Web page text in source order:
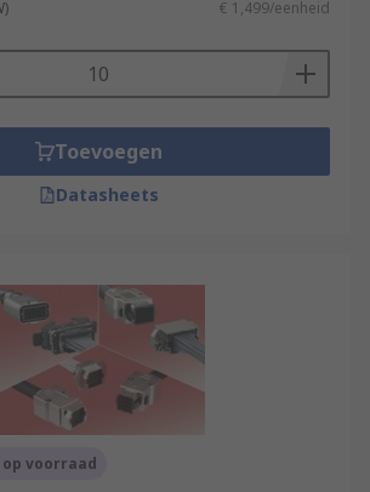
€ 1,499/eenheid
Toevoegen
Datasheets
voorraad